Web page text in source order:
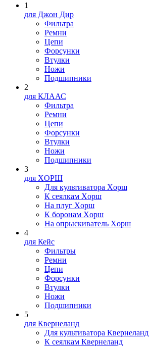
1
для Джон Дир
Фильтра
Ремни
Цепи
Форсунки
Втулки
Ножи
Подшипники
2
для КЛААС
Фильтра
Ремни
Цепи
Форсунки
Втулки
Ножи
Подшипники
3
для XOPШ
Для культиватора Xopш
К сеялкам Xopш
На плуг Xopш
К боронам Xopш
На опрыскиватель Xopш
4
для Кейс
Фильтры
Ремни
Цепи
Форсунки
Втулки
Ножи
Подшипники
5
для Квернеланд
Для культиватора Квернеланд
К сеялкам Квернеланд